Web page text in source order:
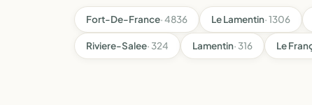
Fort-De-France· 4836 Le Lamentin· 1306
Riviere-Salee· 324 Lamentin· 316 Le